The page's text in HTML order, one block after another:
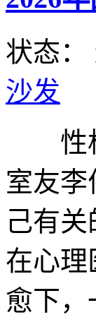
状态：
沙发
性格
室友李
己有
在心理
愈下